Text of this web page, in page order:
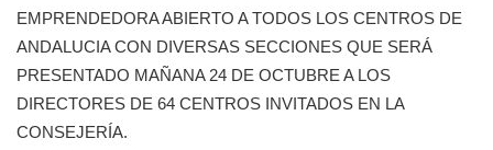
EMPRENDEDORA ABIERTO A TODOS LOS CENTROS DE
ANDALUCIA CON DIVERSAS SECCIONES QUE SERÁ
PRESENTADO MAÑANA 24 DE OCTUBRE A LOS
DIRECTORES DE 64 CENTROS INVITADOS EN LA
CONSEJERÍA.